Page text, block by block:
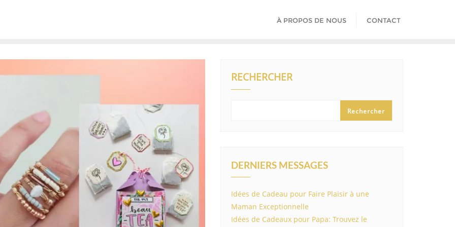
À PROPOS DE NOUS CONTACT
RECHERCHER
Rechercher
DERNIERS MESSAGES
Idées de Cadeau pour Faire Plaisir à une
Maman Exceptionnelle
Idées de Cadeaux pour Papa: Trouvez le